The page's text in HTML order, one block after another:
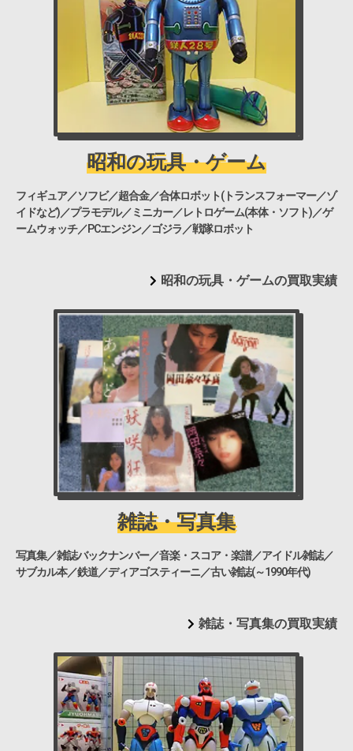
昭和の玩具・ゲーム
フィギュア／ソフビ／超合金／合体ロボット(トランスフォーマー／ゾ
イドなど)／プラモデル／ミニカー／レトロゲーム(本体・ソフト)／ゲ
ームウォッチ／PCエンジン／ゴジラ／戦隊ロボット
昭和の玩具・ゲームの買取実績
雑誌・写真集
写真集／雑誌バックナンバー／音楽・スコア・楽譜／アイドル雑誌／
サブカル本／鉄道／ディアゴスティーニ／古い雑誌(～1990年代)
雑誌・写真集の買取実績